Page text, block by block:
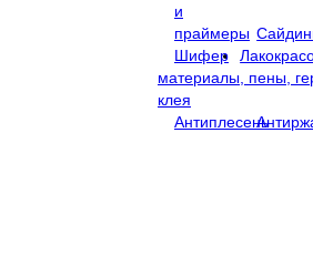
и
праймеры
Шифер
материалы, пены,
клея
Антиплесень